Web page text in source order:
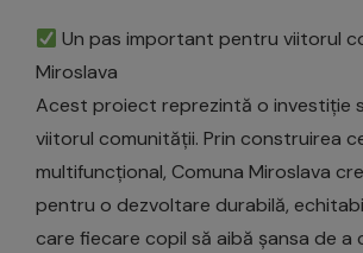
Un pas important pentru viitorul
Miroslava
Acest proiect reprezintă o investiție
viitorul comunității. Prin construirea
multifuncțional, Comuna Miroslava
pentru o dezvoltare durabilă,
care fiecare copil să aibă șansa de a